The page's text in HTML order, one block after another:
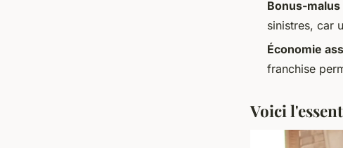
Bonus-malus
sinistres, car
Économie
franchise
Voici